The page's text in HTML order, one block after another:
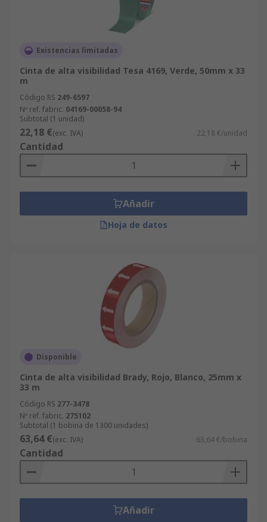
Existencias limitadas
Cinta de alta visibilidad Tesa 4169, Verde, 50mm x 33
m
Código RS 249-6597
Nº ref. fabric. 04169-00058-94
Subtotal (1 unidad)
22,18 €(exc. IVA) 22,18 €/unidad
Cantidad
Añadir
Hoja de datos
Disponible
Cinta de alta visibilidad Brady, Rojo, Blanco, 25mm x
33 m
Código RS 277-3478
Nº ref. fabric. 275102
Subtotal (1 bobina de 1300 unidades)
63,64 €(exc. IVA) 63,64 €/bobina
Cantidad
Añadir